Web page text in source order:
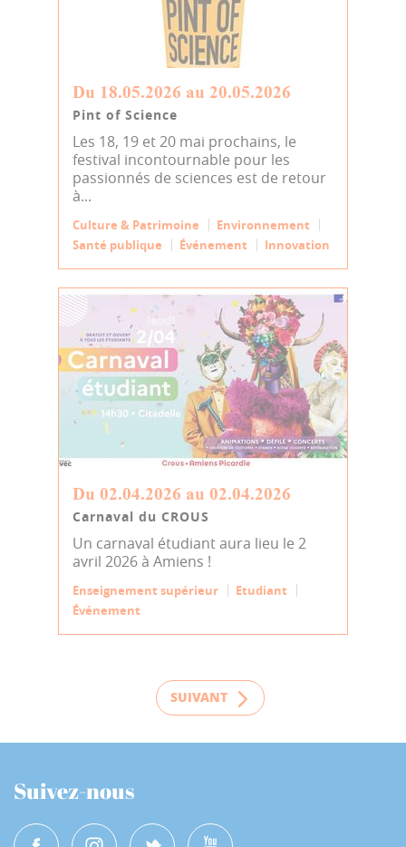
Du 18.05.2026 au 20.05.2026
Pint of Science
Les 18, 19 et 20 mai prochains, le
festival incontournable pour les
passionnés de sciences est de retour
à...
Culture & Patrimoine
Environnement
Santé publique
Événement Innovation
Du 02.04.2026 au 02.04.2026
Carnaval du CROUS
Un carnaval étudiant aura lieu le 2
avril 2026 à Amiens !
Enseignement supérieur
Etudiant
Événement
SUIVANT
Suivez-nous